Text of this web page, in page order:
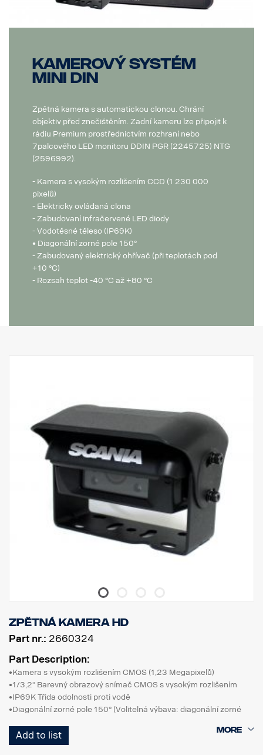
Kamerový systém
MINI DIN
Zpětná kamera s automatickou clonou. Chrání
objektiv před znečištěním. Zadní kameru lze připojit k
rádiu Premium prostřednictvím rozhraní nebo
7palcového LED monitoru DDIN PGR (2245725) NTG
(2596992).
- Kamera s vysokým rozlišením CCD (1 230 000
pixelů)
- Elektricky ovládaná clona
- Zabudovaní infračervené LED diody
- Vodotěsné těleso (IP69K)
• Diagonální zorné pole 150°
- Zabudovaný elektrický ohřívač (při teplotách pod
+10 °C)
- Rozsah teplot -40 °C až +80 °C
Zpětná kamera HD
Part nr.: 2660324
Part Description:
•Kamera s vysokým rozlišením CMOS (1,23 Megapixelů)
•1/3,2" Barevný obrazový snímač CMOS s vysokým rozlišením
•IP69K Třida odolnosti proti vodě
•Diagonální zorné pole 150° (Volitelná výbava: diagonální zorné
•Přepínání normálního/zrcadlového obrazu
•Činnost za velmi slabých světelných podmínek, zabudovaný blok
Add to list